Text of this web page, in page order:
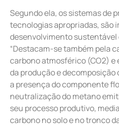
Segundo ela, os sistemas de
tecnologias apropriadas, são
desenvolvimento sustentável
“Destacam-se também pela
carbono atmosférico (CO2) e
da produção e decomposição
a presença do componente
neutralização do metano
seu processo produtivo,
carbono no solo e no tronco